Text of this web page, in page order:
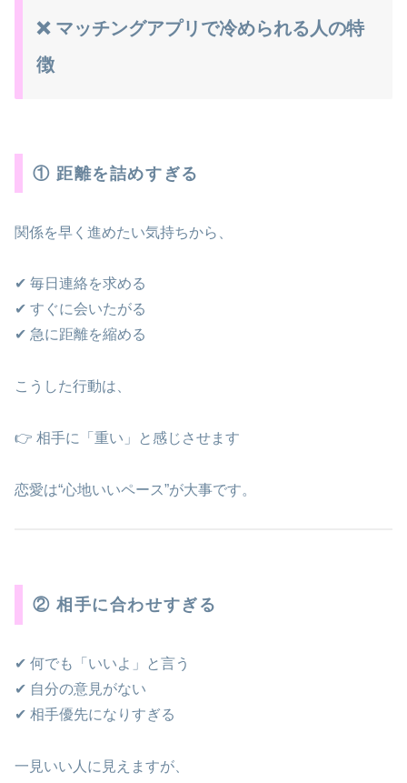
❌ マッチングアプリで冷められる人の特
徴
① 距離を詰めすぎる
関係を早く進めたい気持ちから、
✔ 毎日連絡を求める
✔ すぐに会いたがる
✔ 急に距離を縮める
こうした行動は、
👉 相手に「重い」と感じさせます
恋愛は“心地いいペース”が大事です。
② 相手に合わせすぎる
✔ 何でも「いいよ」と言う
✔ 自分の意見がない
✔ 相手優先になりすぎる
一見いい人に見えますが、